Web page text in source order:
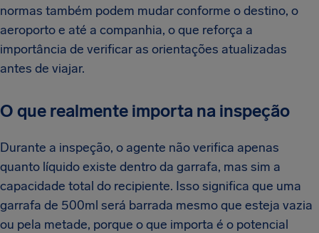
normas também podem mudar conforme o destino, o
aeroporto e até a companhia, o que reforça a
importância de verificar as orientações atualizadas
antes de viajar.
O que realmente importa na inspeção
Durante a inspeção, o agente não verifica apenas
quanto líquido existe dentro da garrafa, mas sim a
capacidade total do recipiente. Isso significa que uma
garrafa de 500ml será barrada mesmo que esteja vazia
ou pela metade, porque o que importa é o potencial